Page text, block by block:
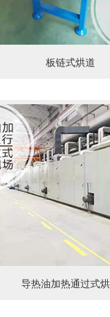
板链式烘道
导热油加热通过式